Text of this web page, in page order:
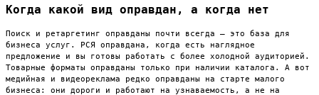
Когда какой вид оправдан, а когда нет
Поиск и ретаргетинг оправданы почти всегда — это база для
бизнеса услуг. РСЯ оправдана, когда есть наглядное
предложение и вы готовы работать с более холодной аудиторией.
Товарные форматы оправданы только при наличии каталога. А вот
медийная и видеореклама редко оправданы на старте малого
бизнеса: они дороги и работают на узнаваемость, а не на